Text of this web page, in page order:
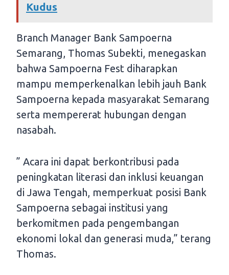
Kudus
Branch Manager Bank Sampoerna
Semarang, Thomas Subekti, menegaskan
bahwa Sampoerna Fest diharapkan
mampu memperkenalkan lebih jauh Bank
Sampoerna kepada masyarakat Semarang
serta mempererat hubungan dengan
nasabah.
” Acara ini dapat berkontribusi pada
peningkatan literasi dan inklusi keuangan
di Jawa Tengah, memperkuat posisi Bank
Sampoerna sebagai institusi yang
berkomitmen pada pengembangan
ekonomi lokal dan generasi muda,” terang
Thomas.